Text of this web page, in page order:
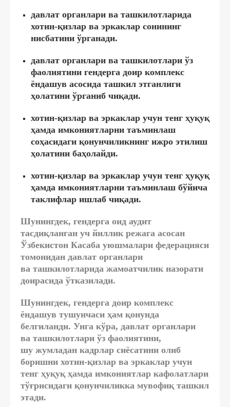
давлат органлари ва ташкилотларида
хотин-қизлар ва эркаклар сонининг
нисбатини ўрганади.
давлат органлари ва ташкилотлари ўз
фаолиятини гендерга доир комплекс
ёндашув асосида ташкил этганлиги
ҳолатини ўрганиб чиқади.
хотин-қизлар ва эркаклар учун тенг ҳуқуқ
ҳамда имкониятларни таъминлаш
соҳасидаги қонунчиликнинг ижро этилиш
ҳолатини баҳолайди.
хотин-қизлар ва эркаклар учун тенг ҳуқуқ
ҳамда имкониятларни таъминлаш бўйича
таклифлар ишлаб чиқади.
Шунингдек, гендерга оид аудит
тасдиқланган уч йиллик режага асосан
Ўзбекистон Касаба уюшмалари федерацияси
томонидан давлат органлари
ва ташкилотларида жамоатчилик назорати
доирасида ўтказилади.
Шунингдек, гендерга доир комплекс
ёндашув тушунчаси ҳам қонунда
белгиланди. Унга кўра, давлат органлари
ва ташкилотлари ўз фаолиятини,
шу жумладан кадрлар сиёсатини олиб
боришни хотин-қизлар ва эркаклар учун
тенг ҳуқуқ ҳамда имкониятлар кафолатлари
тўғрисидаги қонунчиликка мувофиқ ташкил
этади.